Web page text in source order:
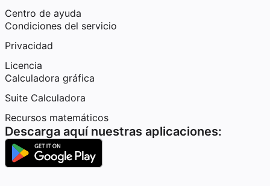
Centro de ayuda
Condiciones del servicio
Privacidad
Licencia
Calculadora gráfica
Suite Calculadora
Recursos matemáticos
Descarga aquí nuestras aplicaciones: